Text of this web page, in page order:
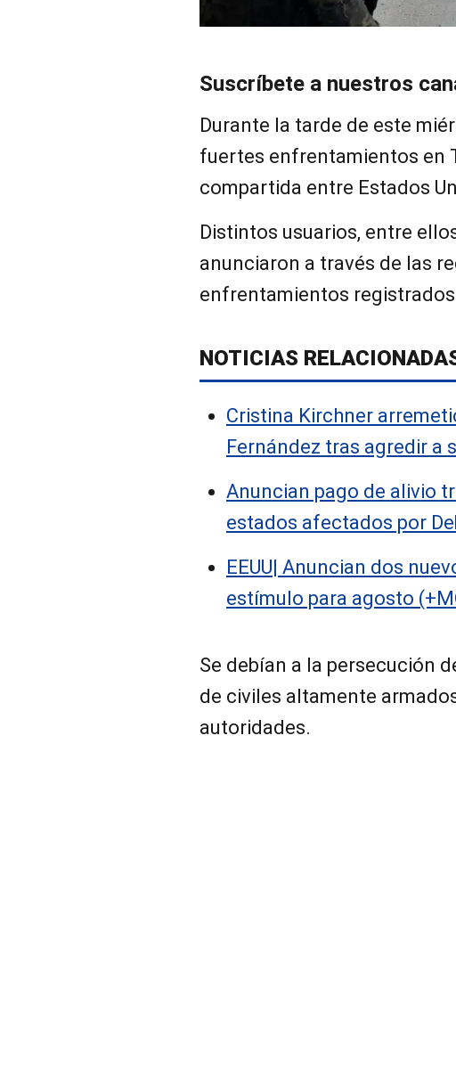
Suscríbete a nuestros
Durante la tarde de este
fuertes enfrentamientos en
compartida entre Estados
Distintos usuarios, entre
anunciaron a través de las
enfrentamientos
NOTICIAS
Cristina Kirchner
Fernández tras agredir a
Anuncian pago de alivio
estados afectados por
EEUU| Anuncian dos
estímulo para agosto
Se debían a la persecución
de civiles altamente
autoridades.